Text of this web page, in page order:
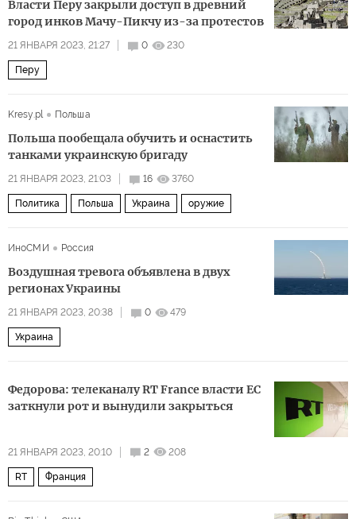
Власти Перу закрыли доступ в древний
город инков Мачу-Пикчу из-за протестов
21 ЯНВАРЯ 2023, 21:27 0 230
Перу
Kresy.pl Польша
Польша пообещала обучить и оснастить
танками украинскую бригаду
21 ЯНВАРЯ 2023, 21:03 16 3760
Политика Польша Украина оружие
ИноСМИ Россия
Воздушная тревога объявлена в двух
регионах Украины
21 ЯНВАРЯ 2023, 20:38 0 479
Украина
Федорова: телеканалу RT France власти ЕС
заткнули рот и вынудили закрыться
21 ЯНВАРЯ 2023, 20:10 2 208
RT Франция